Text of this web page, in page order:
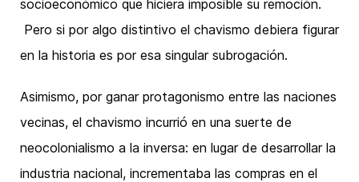
socioeconómico que hiciera imposible su remoción.
Pero si por algo distintivo el chavismo debiera figurar
en la historia es por esa singular subrogación.
Asimismo, por ganar protagonismo entre las naciones
vecinas, el chavismo incurrió en una suerte de
neocolonialismo a la inversa: en lugar de desarrollar la
industria nacional, incrementaba las compras en el